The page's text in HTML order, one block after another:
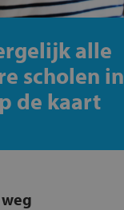
alle
scholen in
de kaart